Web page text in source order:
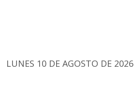
LUNES 10 DE AGOSTO DE 2026